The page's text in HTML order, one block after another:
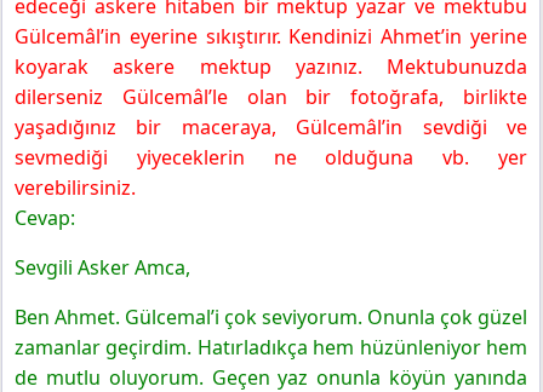
edeceği askere hitaben bir mektup yazar ve mektubu
Gülcemâl’in eyerine sıkıştırır. Kendinizi Ahmet’in yerine
koyarak askere mektup yazınız. Mektubunuzda
dilerseniz Gülcemâl’le olan bir fotoğrafa, birlikte
yaşadığınız bir maceraya, Gülcemâl’in sevdiği ve
sevmediği yiyeceklerin ne olduğuna vb. yer
verebilirsiniz.
Cevap:
Sevgili Asker Amca,
Ben Ahmet. Gülcemal’i çok seviyorum. Onunla çok güzel
zamanlar geçirdim. Hatırladıkça hem hüzünleniyor hem
de mutlu oluyorum. Geçen yaz onunla köyün yanında